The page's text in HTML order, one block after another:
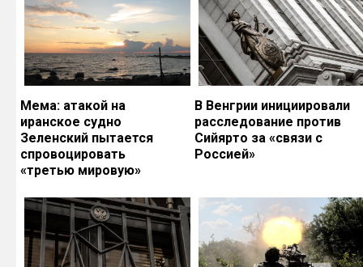
Мема: атакой на
иранское судно
Зеленский пытается
спровоцировать
«третью мировую»
В Венгрии инициировали
расследование против
Сийярто за «связи с
Россией»